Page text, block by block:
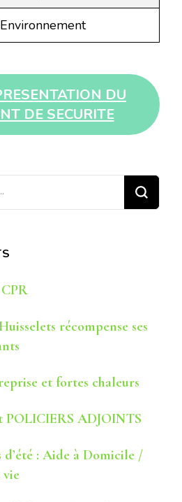
DU
DE SECURITE
récompense ses
et fortes chaleurs
POLICIERS ADJOINTS
: Aide à Domicile /